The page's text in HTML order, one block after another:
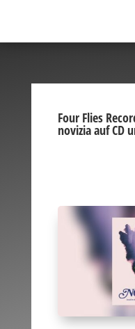
Four Flies
novizia auf CD